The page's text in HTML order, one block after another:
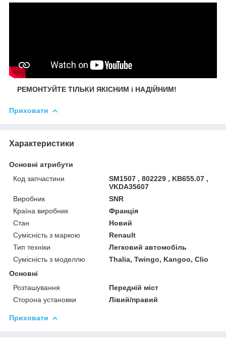
РЕМОНТУЙТЕ ТІЛЬКИ ЯКІСНИМ і НАДІЙНИМ!
Приховати
Характеристики
Основні атрибути
Код запчастини
SM1507 , 802229 , KB655.07 ,
VKDA35607
Виробник
SNR
Країна виробник
Франція
Стан
Новий
Сумісність з маркою
Renault
Тип техніки
Легковий автомобіль
Сумісність з моделлю
Thalia, Twingo, Kangoo, Clio
Основні
Розташування
Передній міст
Сторона установки
Лівий/правий
Приховати